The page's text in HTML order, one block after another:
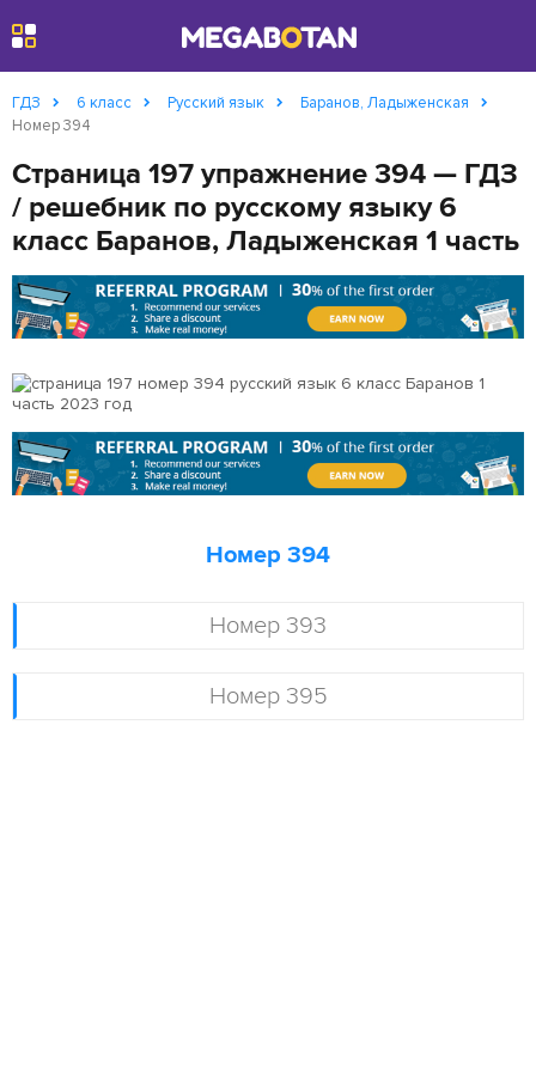
ГДЗ 6 класс Русский язык
Баранов, Ладыженская
Номер 394
Страница 197 упражнение 394 — ГДЗ
/ решебник по русскому языку 6
класс Баранов, Ладыженская 1 часть
Номер 393
Номер 395
Номер 394